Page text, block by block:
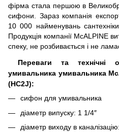
фірма стала першою в
сифони. Зараз компанія
10 000 найменувань сантехніки
Продукція компанії McALPINE
спеку, не розбивається і не
Переваги та технічні
умивальника умивальника
(HC2J):
сифон для умивальника
діаметр випуску: 1 1/4″
діаметр виходу в